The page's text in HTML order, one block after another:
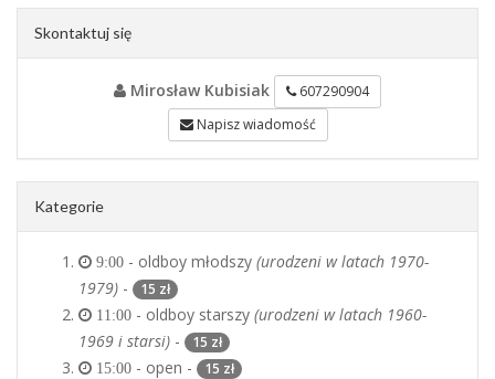
Skontaktuj się
Mirosław Kubisiak
607290904
Napisz wiadomość
Kategorie
9:00 - oldboy młodszy (urodzeni w latach 1970-
1979) - 15 zł
11:00 - oldboy starszy (urodzeni w latach 1960-
1969 i starsi) - 15 zł
15:00 - open - 15 zł